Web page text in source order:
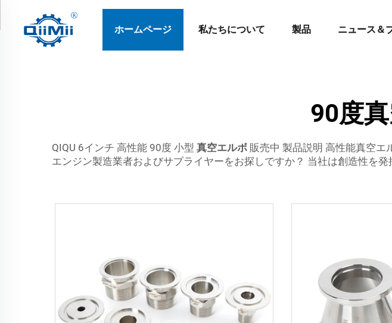
ホームページ 私たちについて 製品 ニュース＆
90度
QIQU 6インチ 高性能 90度 小型 真空エルボ 販売中 製品説明 高性能真空エ
エンジン製造業者およびサプライヤーをお探しですか？‎ 当社は創造性を